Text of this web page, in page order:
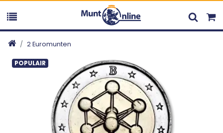
2 Euromunten
POPULAIR